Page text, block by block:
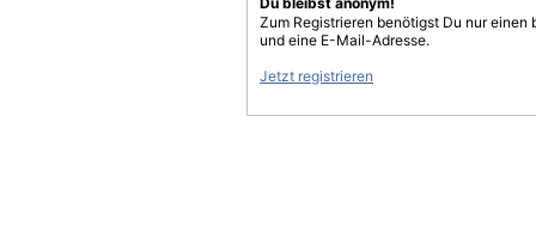
Zum Registrieren benötigst Du nur einen
und eine E-Mail-Adresse.
Jetzt registrieren